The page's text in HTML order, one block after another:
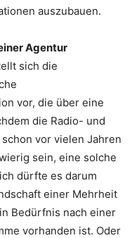
auszubauen.
Agentur
sich die
vor, die über eine
die Radio- und
vor vielen Jahren
sein, eine solche
dürfte es darum
einer Mehrheit
Bedürfnis nach einer
vorhanden ist. Oder